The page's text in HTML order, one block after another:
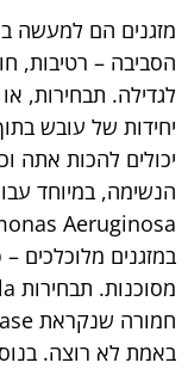
מזגנים הם למעשה
הסביבה – רטיבות,
לגדילה. תבחירות,
יחידות של עובש
יכולים להכות אתה
הנשימה, במיוחד
במזגנים מלוכלכים
באמת לא רוצה.